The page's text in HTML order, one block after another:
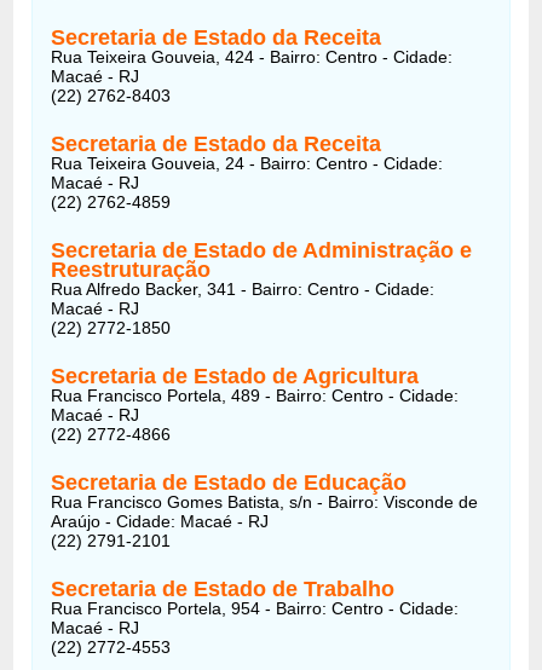
Secretaria de Estado da Receita
Rua Teixeira Gouveia, 424 - Bairro: Centro - Cidade:
Macaé - RJ
(22) 2762-8403
Secretaria de Estado da Receita
Rua Teixeira Gouveia, 24 - Bairro: Centro - Cidade:
Macaé - RJ
(22) 2762-4859
Secretaria de Estado de Administração e
Reestruturação
Rua Alfredo Backer, 341 - Bairro: Centro - Cidade:
Macaé - RJ
(22) 2772-1850
Secretaria de Estado de Agricultura
Rua Francisco Portela, 489 - Bairro: Centro - Cidade:
Macaé - RJ
(22) 2772-4866
Secretaria de Estado de Educação
Rua Francisco Gomes Batista, s/n - Bairro: Visconde de
Araújo - Cidade: Macaé - RJ
(22) 2791-2101
Secretaria de Estado de Trabalho
Rua Francisco Portela, 954 - Bairro: Centro - Cidade:
Macaé - RJ
(22) 2772-4553